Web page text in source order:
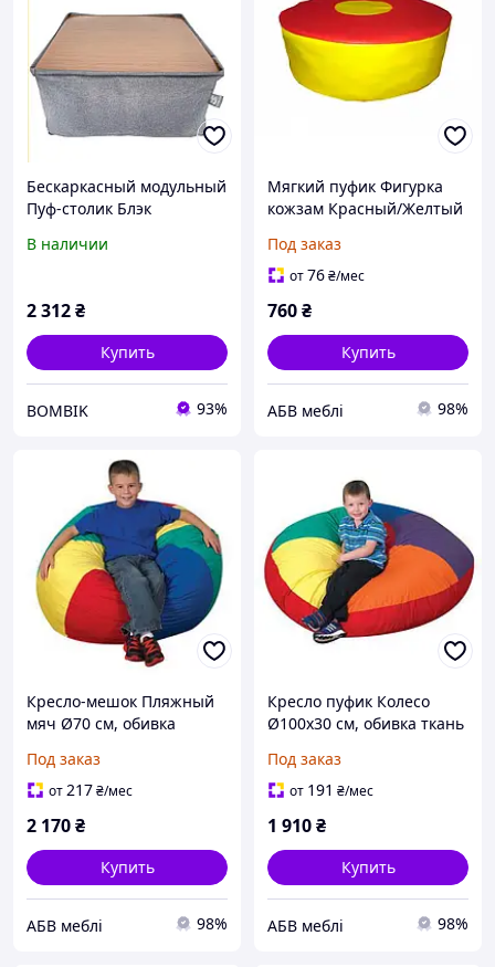
Бескаркасный модульный
Пуф-столик Блэк
В наличии
2 312₴
Купить
BOMBIK 93%
Мягкий пуфик Фигурка
кожзам Красный/Желтый
Под заказ
от76₴/мес
760₴
Купить
АБВ меблі 98%
Кресло-мешок Пляжный
мяч Ø70 см, обивка
(Тia-sport ТМ)
Под заказ
от217₴/мес
2 170₴
Купить
АБВ меблі 98%
Кресло пуфик Колесо
Ø100х30 см, обивка ткань
(Тia-sport ТМ)
Под заказ
от 191 ₴/мес
1 910₴
Купить
АБВ меблі 98%